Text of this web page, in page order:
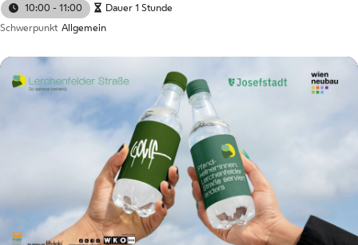
10:00 - 11:00
Dauer 1 Stunde
Schwerpunkt Allgemein